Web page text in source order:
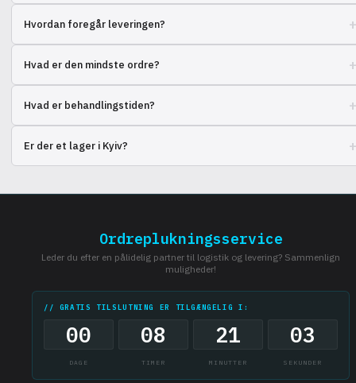
processer
Hvordan foregår leveringen?
mulighed
Hvad er den mindste ordre?
Hvad er behandlingstiden?
Er der et lager i Kyiv?
Ordreplukningsservice
Leder du efter en pålidelig partner til logistik og levering? Sammenlign
muligheder!
// GRATIS TILSLUTNING ER TILGÆNGELIG I:
00
DAGE
08
TIMER
21
MINUTTER
02
SEKUNDER